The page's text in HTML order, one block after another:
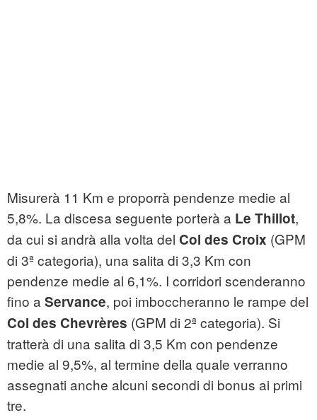
Misurerà 11 Km e proporrà pendenze medie al
5,8%. La discesa seguente porterà a Le Thillot,
da cui si andrà alla volta del Col des Croix (GPM
di 3ª categoria), una salita di 3,3 Km con
pendenze medie al 6,1%. I corridori scenderanno
fino a Servance, poi imboccheranno le rampe del
Col des Chevrères (GPM di 2ª categoria). Si
tratterà di una salita di 3,5 Km con pendenze
medie al 9,5%, al termine della quale verranno
assegnati anche alcuni secondi di bonus ai primi
tre.